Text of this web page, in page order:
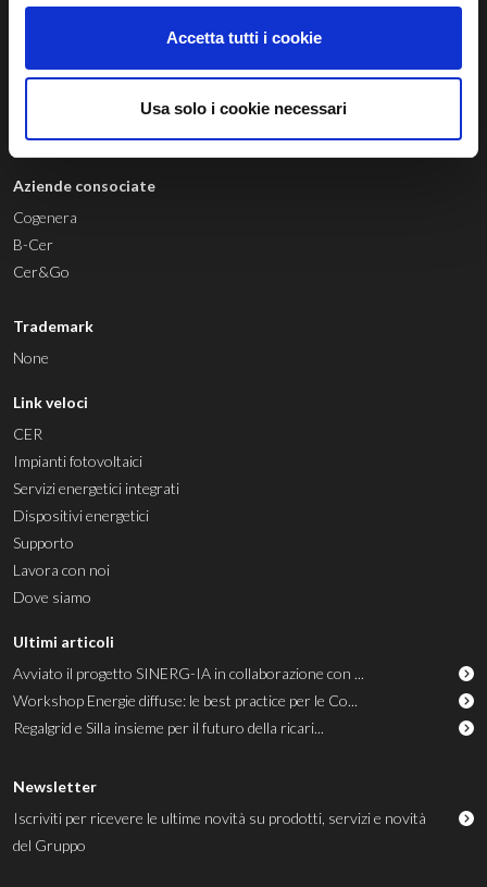
Accetta tutti i cookie
Usa solo i cookie necessari
© 04803580267 |Privacy Policy|Cookie Policy|Whistleblowing
Aziende consociate
Cogenera
B-Cer
Cer&Go
Trademark
None
Link veloci
CER
Impianti fotovoltaici
Servizi energetici integrati
Dispositivi energetici
Supporto
Lavora con noi
Dove siamo
Ultimi articoli
Avviato il progetto SINERG-IA in collaborazione con ...
Workshop Energie diffuse: le best practice per le Co...
Regalgrid e Silla insieme per il futuro della ricari...
Newsletter
Iscriviti per ricevere le ultime novità su prodotti, servizi e novità
del Gruppo